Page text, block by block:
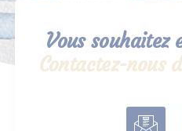
Vous souhaitez
Contactez-nous